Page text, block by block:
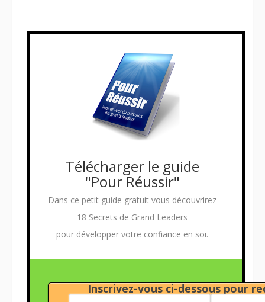
Télécharger le guide
"Pour Réussir"
Dans ce petit guide gratuit vous découvrirez
18 Secrets de Grand Leaders
pour développer votre confiance en soi.
Inscrivez-vous ci-dessous pour